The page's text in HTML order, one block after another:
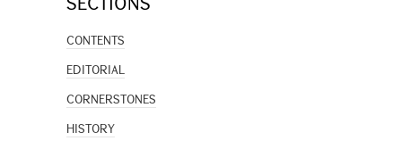
CONTENTS
EDITORIAL
CORNERSTONES
HISTORY